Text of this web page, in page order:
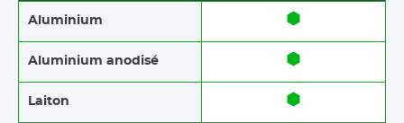
Aluminium
Aluminium anodisé
Laiton